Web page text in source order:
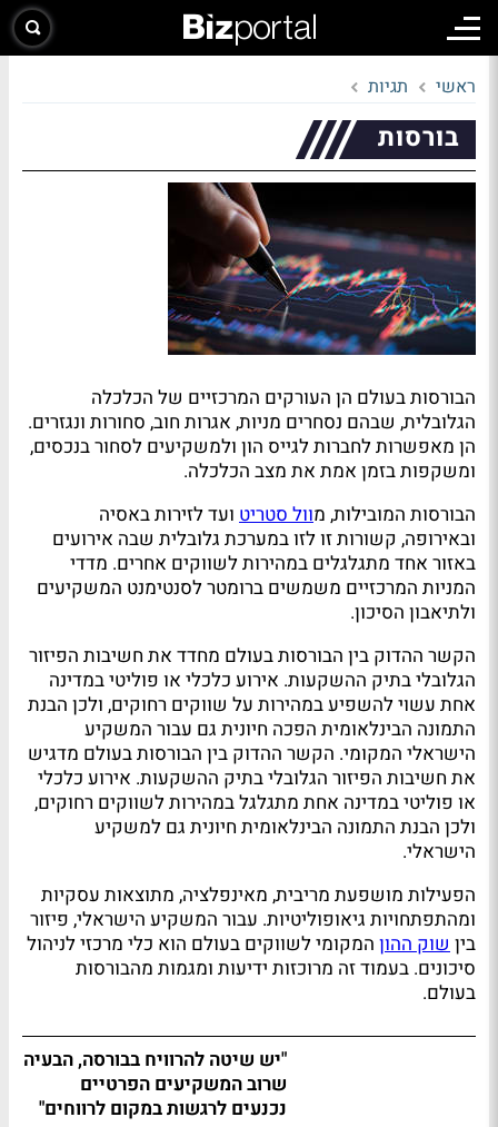
ראשי תגיות
בורסות
הבורסות בעולם הן העורקים המרכזיים של הכלכלה
הגלובלית, שבהם נסחרים מניות, אגרות חוב, סחורות ונגזרים.
הן מאפשרות לחברות לגייס הון ולמשקיעים לסחור בנכסים,
ומשקפות בזמן אמת את מצב הכלכלה.
הבורסות המובילות, מוול סטריט ועד לזירות באסיה
ובאירופה, קשורות זו לזו במערכת גלובלית שבה אירועים
באזור אחד מתגלגלים במהירות לשווקים אחרים. מדדי
המניות המרכזיים משמשים ברומטר לסנטימנט המשקיעים
ולתיאבון הסיכון.
הקשר ההדוק בין הבורסות בעולם מחדד את חשיבות הפיזור
הגלובלי בתיק ההשקעות. אירוע כלכלי או פוליטי במדינה
אחת עשוי להשפיע במהירות על שווקים רחוקים, ולכן הבנת
התמונה הבינלאומית הפכה חיונית גם עבור המשקיע
הישראלי המקומי. הקשר ההדוק בין הבורסות בעולם מדגיש
את חשיבות הפיזור הגלובלי בתיק ההשקעות. אירוע כלכלי
או פוליטי במדינה אחת מתגלגל במהירות לשווקים רחוקים,
ולכן הבנת התמונה הבינלאומית חיונית גם למשקיע
הישראלי.
הפעילות מושפעת מריבית, מאינפלציה, מתוצאות עסקיות
ומהתפתחויות גיאופוליטיות. עבור המשקיע הישראלי, פיזור
ביןשוק ההון המקומי לשווקים בעולם הוא כלי מרכזי לניהול
סיכונים. בעמוד זה מרוכזות ידיעות ומגמות מהבורסות
בעולם.
"יש שיטה להרוויח בבורסה, הבעיה
שרוב המשקיעים הפרטיים
נכנעים לרגשות במקום לרווחים"